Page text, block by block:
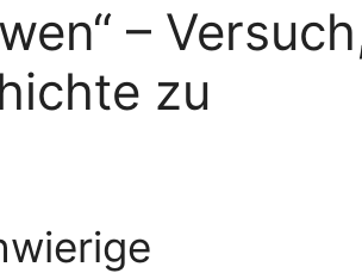
–
zu